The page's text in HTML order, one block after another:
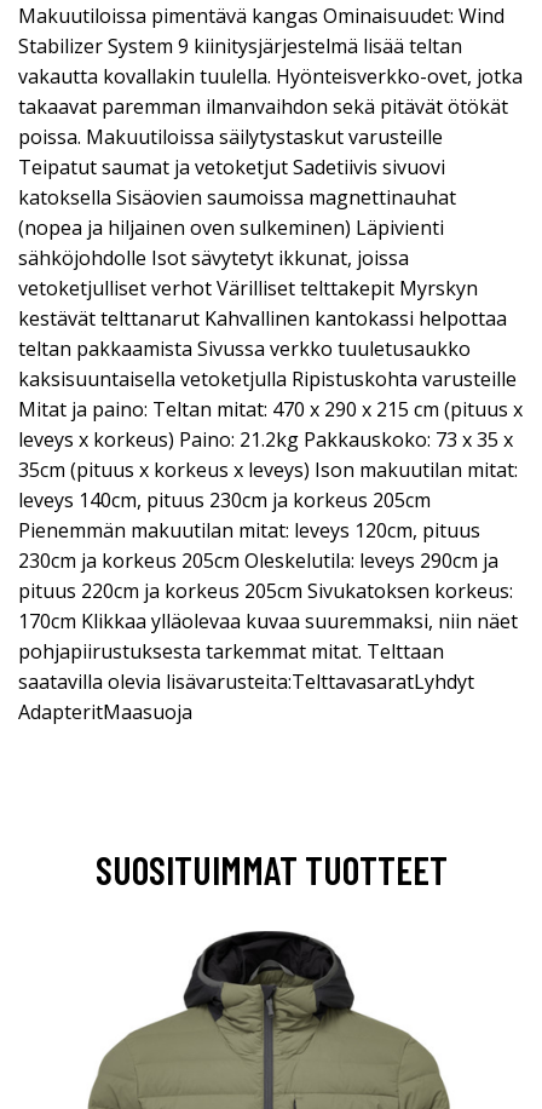
Makuutiloissa pimentävä kangas Ominaisuudet: Wind
Stabilizer System 9 kiinitysjärjestelmä lisää teltan
vakautta kovallakin tuulella. Hyönteisverkko-ovet, jotka
takaavat paremman ilmanvaihdon sekä pitävät ötökät
poissa. Makuutiloissa säilytystaskut varusteille
Teipatut saumat ja vetoketjut Sadetiivis sivuovi
katoksella Sisäovien saumoissa magnettinauhat
(nopea ja hiljainen oven sulkeminen) Läpivienti
sähköjohdolle Isot sävytetyt ikkunat, joissa
vetoketjulliset verhot Värilliset telttakepit Myrskyn
kestävät telttanarut Kahvallinen kantokassi helpottaa
teltan pakkaamista Sivussa verkko tuuletusaukko
kaksisuuntaisella vetoketjulla Ripistuskohta varusteille
Mitat ja paino: Teltan mitat: 470 x 290 x 215 cm (pituus x
leveys x korkeus) Paino: 21.2kg Pakkauskoko: 73 x 35 x
35cm (pituus x korkeus x leveys) Ison makuutilan mitat:
leveys 140cm, pituus 230cm ja korkeus 205cm
Pienemmän makuutilan mitat: leveys 120cm, pituus
230cm ja korkeus 205cm Oleskelutila: leveys 290cm ja
pituus 220cm ja korkeus 205cm Sivukatoksen korkeus:
170cm Klikkaa ylläolevaa kuvaa suuremmaksi, niin näet
pohjapiirustuksesta tarkemmat mitat. Telttaan
saatavilla olevia lisävarusteita:TelttavasaratLyhdyt
AdapteritMaasuoja
SUOSITUIMMAT TUOTTEET